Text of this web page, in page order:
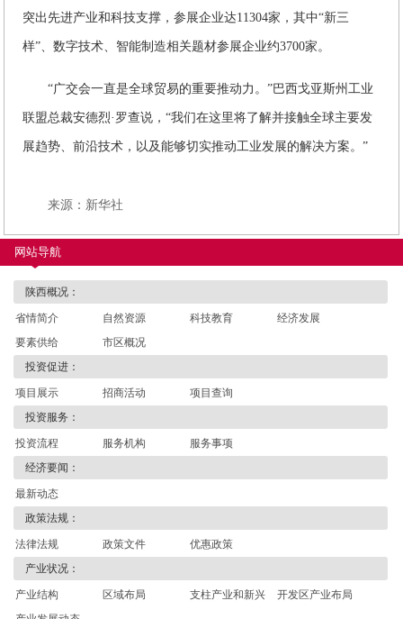
突出先进产业和科技支撑，参展企业达11304家，其中“新三
样”、数字技术、智能制造相关题材参展企业约3700家。
“广交会一直是全球贸易的重要推动力。”巴西戈亚斯州工业
联盟总裁安德烈·罗查说，“我们在这里将了解并接触全球主要发
展趋势、前沿技术，以及能够切实推动工业发展的解决方案。”
来源：新华社
网站导航
陕西概况：
省情简介 自然资源 科技教育
经济发展
要素供给
市区概况
投资促进：
项目展示 招商活动
项目查询
投资服务：
投资流程 服务机构
服务事项
经济要闻：
最新动态
政策法规：
法律法规 政策文件
优惠政策
产业状况：
产业结构 区域布局
支柱产业和新兴
开发区产业布局